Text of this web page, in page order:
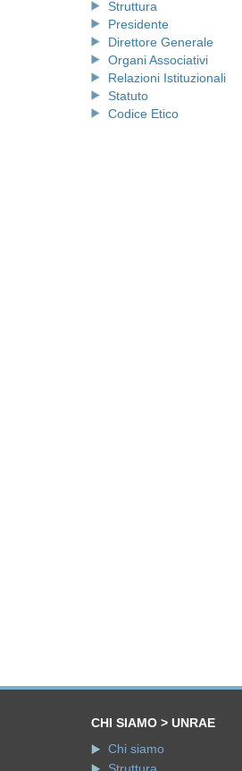
Struttura
Presidente
Direttore Generale
Organi Associativi
Relazioni Istituzionali
Statuto
Codice Etico
CHI SIAMO > UNRAE
Chi siamo
Struttura